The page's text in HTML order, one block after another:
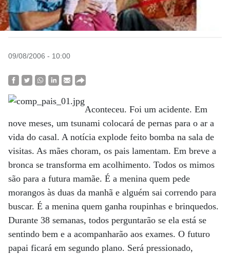
09/08/2006 - 10:00
Aconteceu. Foi um acidente. Em
nove meses, um tsunami colocará de pernas para o ar a
vida do casal. A notícia explode feito bomba na sala de
visitas. As mães choram, os pais lamentam. Em breve a
bronca se transforma em acolhimento. Todos os mimos
são para a futura mamãe. É a menina quem pede
morangos às duas da manhã e alguém sai correndo para
buscar. É a menina quem ganha roupinhas e brinquedos.
Durante 38 semanas, todos perguntarão se ela está se
sentindo bem e a acompanharão aos exames. O futuro
papai ficará em segundo plano. Será pressionado,